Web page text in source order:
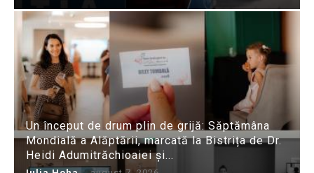
Un început de drum plin de grijă: Săptămâna
Mondială a Alăptării, marcată la Bistrița de Dr.
Heidi Adumitrăchioaiei și...